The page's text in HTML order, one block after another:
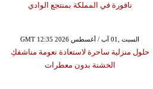
نافورة في المملكة بمنتجع الوادي
GMT 12:35 2026 السبت ,01 آب / أغسطس
حلول منزلية ساحرة لاستعادة نعومة مناشفكِ
الخشنة بدون معطرات